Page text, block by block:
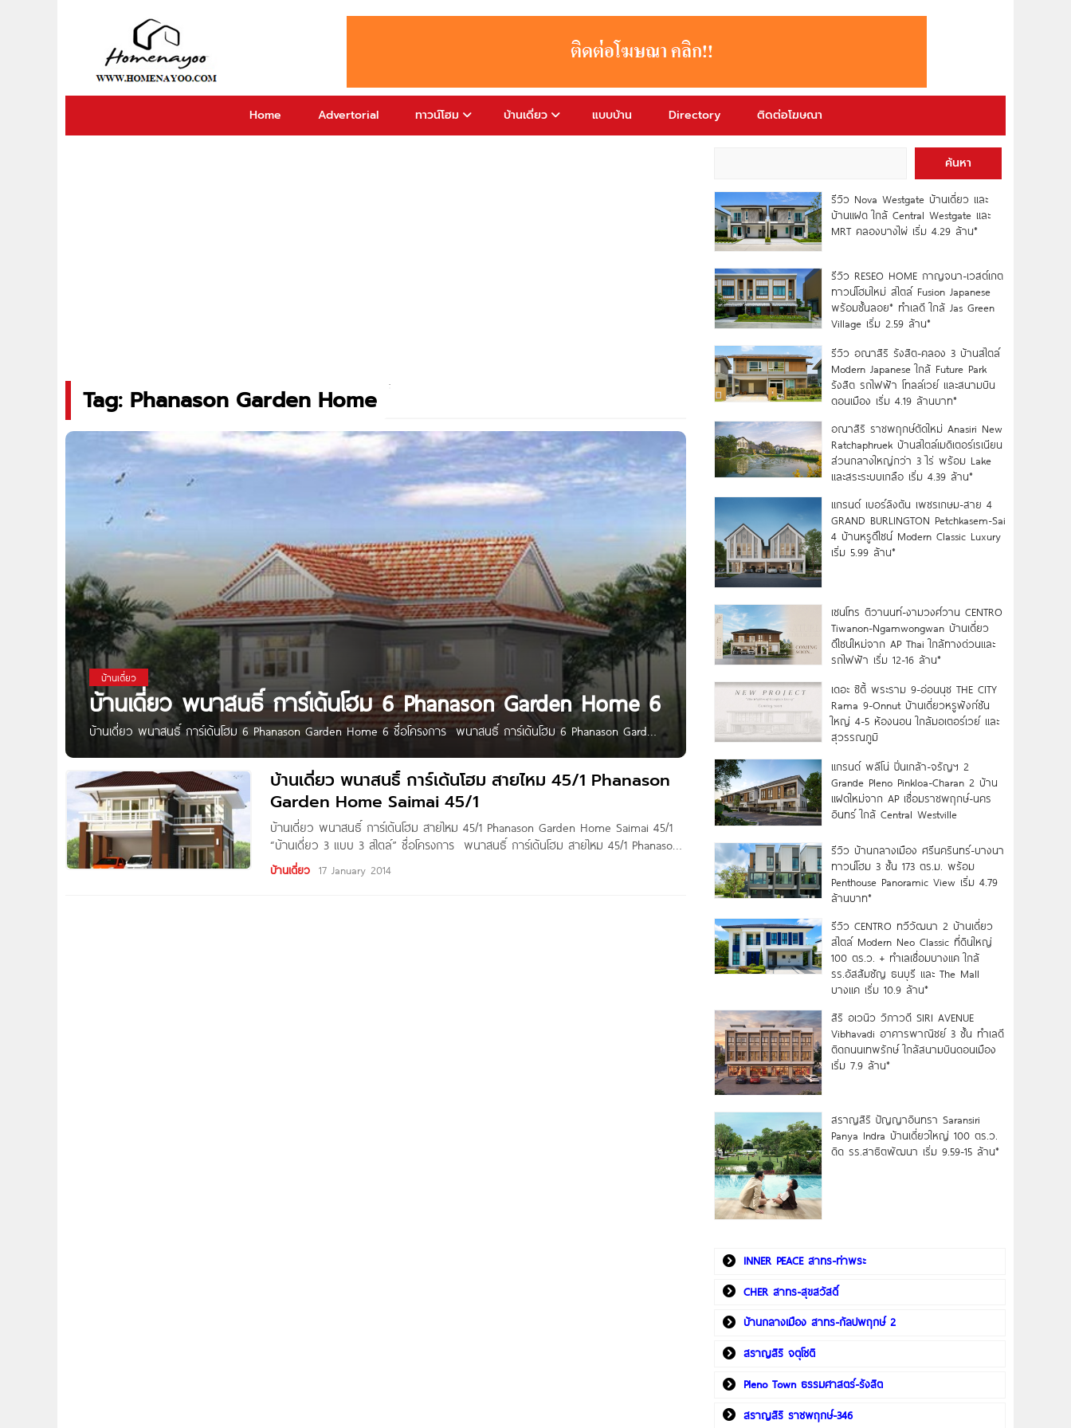
Home Advertorial ทาวน์โฮม บ้านเดี่ยว แบบบ้าน Directory ติดต่อโฆษณา
Tag: Phanason Garden Home
บ้านเดี่ยว
บ้านเดี่ยว พนาสนธิ์ การ์เด้นโฮม 6 Phanason Garden Home 6
บ้านเดี่ยว พนาสนธิ์ การ์เด้นโฮม 6 Phanason Garden Home 6 ชื่อโครงการ พนาสนธิ์ การ์เด้นโฮม 6 Phanason Garden
Home 6 เจ้าของโครงการ นันทวัน เรียลเอสเตท ลักษณะโครงการ บ้านเดี่ยว พื้นที่โครงการ 34 ไร่ 1 งาน 77 ตร.ว.
จำนวนบ้าน n/a
บ้านเดี่ยว พนาสนธิ์ การ์เด้นโฮม สายไหม 45/1 Phanason
Garden Home Saimai 45/1
บ้านเดี่ยว พนาสนธิ์ การ์เด้นโฮม สายไหม 45/1 Phanason Garden Home Saimai 45/1
“บ้านเดี่ยว 3 แบบ 3 สไตล์” ชื่อโครงการ พนาสนธิ์ การ์เด้นโฮม สายไหม 45/1 Phanason
Garden Home Saimai 45/1 เจ้าของโครงการ บริษัท นันทวัน เรียลเอสเตท จำกัด
บ้านเดี่ยว 17 January 2014
ค้นหา
รีวิว Nova Westgate บ้านเดี่ยว และ
บ้านแฝด ใกล้ Central Westgate และ
MRT คลองบางไผ่ เริ่ม 4.29 ล้าน*
รีวิว RESEO HOME กาญจนา-เวสต์เกต
ทาวน์โฮมใหม่ สไตล์ Fusion Japanese
พร้อมชั้นลอย* ทำเลดี ใกล้ Jas Green
Village เริ่ม 2.59 ล้าน*
รีวิว อณาสิริ รังสิต-คลอง 3 บ้านสไตล์
Modern Japanese ใกล้ Future Park
รังสิต รถไฟฟ้า โทลล์เวย์ และสนามบิน
ดอนเมือง เริ่ม 4.19 ล้านบาท*
อณาสิริ ราชพฤกษ์ตัดใหม่ Anasiri New
Ratchaphruek บ้านสไตล์เมดิเตอร์เรเนียน
ส่วนกลางใหญ่กว่า 3 ไร่ พร้อม Lake
และสระระบบเกลือ เริ่ม 4.39 ล้าน*
แกรนด์ เบอร์ลิงตัน เพชรเกษม-สาย 4
GRAND BURLINGTON Petchkasem-Sai
4 บ้านหรูดีไซน์ Modern Classic Luxury
เริ่ม 5.99 ล้าน*
เซนโทร ติวานนท์-งามวงศ์วาน CENTRO
Tiwanon-Ngamwongwan บ้านเดี่ยว
ดีไซน์ใหม่จาก AP Thai ใกล้ทางด่วนและ
รถไฟฟ้า เริ่ม 12-16 ล้าน*
เดอะ ซิตี้ พระราม 9-อ่อนนุช THE CITY
Rama 9-Onnut บ้านเดี่ยวหรูฟังก์ชัน
ใหญ่ 4-5 ห้องนอน ใกล้มอเตอร์เวย์ และ
สุวรรณภูมิ
แกรนด์ พลีโน่ ปิ่นเกล้า-จรัญฯ 2
Grande Pleno Pinkloa-Charan 2 บ้าน
แฝดใหม่จาก AP เชื่อมราชพฤกษ์-นคร
อินทร์ ใกล้ Central Westville
รีวิว บ้านกลางเมือง ศรีนครินทร์-บางนา
ทาวน์โฮม 3 ชั้น 173 ตร.ม. พร้อม
Penthouse Panoramic View เริ่ม 4.79
ล้านบาท*
รีวิว CENTRO ทวีวัฒนา 2 บ้านเดี่ยว
สไตล์ Modern Neo Classic ที่ดินใหญ่
100 ตร.ว. + ทำเลเชื่อมบางแค ใกล้
รร.อัสสัมชัญ ธนบุรี และ The Mall
บางแค เริ่ม 10.9 ล้าน*
สิริ อเวนิว วิภาวดี SIRI AVENUE
Vibhavadi อาคารพาณิชย์ 3 ชั้น ทำเลดี
ติดถนนเทพรักษ์ ใกล้สนามบินดอนเมือง
เริ่ม 7.9 ล้าน*
สราญสิริ ปัญญาอินทรา Saransiri
Panya Indra บ้านเดี่ยวใหญ่ 100 ตร.ว.
ดิด รร.สาธิตพัฒนา เริ่ม 9.59-15 ล้าน*
INNER PEACE สาทร-ท่าพระ
CHER สาทร-สุขสวัสดิ์
บ้านกลางเมือง สาทร-กัลปพฤกษ์ 2
สราญสิริ จตุโชติ
Pleno Town ธรรมศาสตร์-รังสิต
สราญสิริ ราชพฤกษ์-346